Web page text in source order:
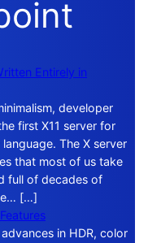
Entirely in
developer
first X11 server for
The X server
that most of us take
full of decades of
[…]
in HDR, color